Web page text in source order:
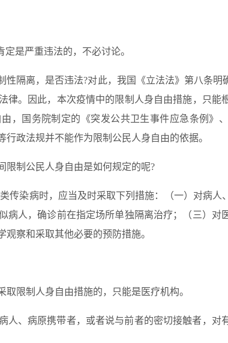
是严重违法的，不必讨论。
隔离，是否违法?对此，我国《立法法》第八条明
律。因此，本次疫情中的限制人身自由措施，只能
，国务院制定的《突发公共卫生事件应急条例》
政法规并不能作为限制公民人身自由的依据。
限制公民人身自由是如何规定的呢?
传染病时，应当及时采取下列措施：（一）对病人
病人，确诊前在指定场所单独隔离治疗；（三）对
察和采取其他必要的预防措施。
限制人身自由措施的，只能是医疗机构。
人、病原携带者，或者说与前者的密切接触者，对